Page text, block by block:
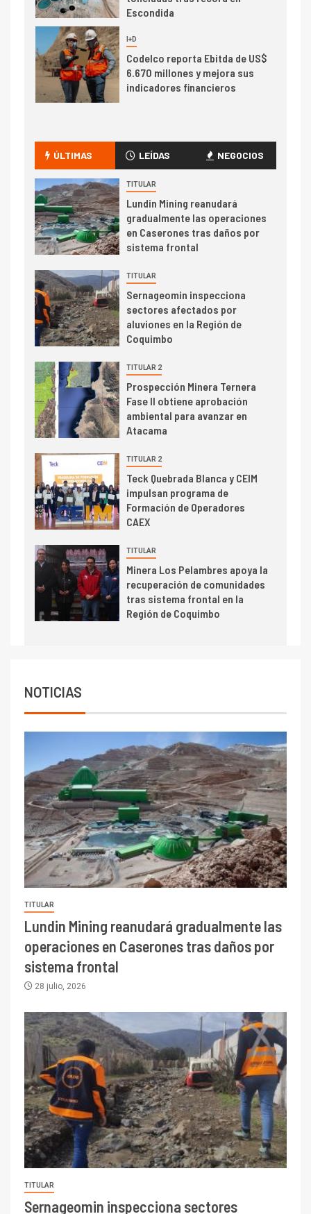
Escondida
I+D
Codelco reporta Ebitda de US$
6.670 millones y mejora sus
indicadores financieros
camión 100% eléctrico para
transportar cátodos al Puerto
de San Antonio
2
I+D
Producción minera en mayo de
2026 cae 10,6%
3
PIB minero impacta el
crecimiento regional: Banco
Central reporta resultados
trimestre
4 I+D
Informe bimensual de
Cochilco: precio del cobre
alcanza máximos por escasez
de concentrados
5 I+D
Estudio revela cómo el precio
del cobre y educación superior
se relacionan en zonas
mineras
6
BHP proyecta producción de
cobre cercana a 2 millones de
toneladas tras récord en
Escondida
ÚLTIMAS LEÍDAS NEGOCIOS
TITULAR
Lundin Mining reanudará
gradualmente las operaciones
en Caserones tras daños por
sistema frontal
TITULAR
Sernageomin inspecciona
sectores afectados por
aluviones en la Región de
Coquimbo
TITULAR 2
Prospección Minera Ternera
Fase II obtiene aprobación
ambiental para avanzar en
Atacama
TITULAR 2
Teck Quebrada Blanca y CEIM
impulsan programa de
Formación de Operadores
CAEX
TITULAR
Minera Los Pelambres apoya la
recuperación de comunidades
tras sistema frontal en la
Región de Coquimbo
NOTICIAS
TITULAR
Lundin Mining reanudará gradualmente las
operaciones en Caserones tras daños por
sistema frontal
28 julio, 2026
TITULAR
Sernageomin inspecciona sectores